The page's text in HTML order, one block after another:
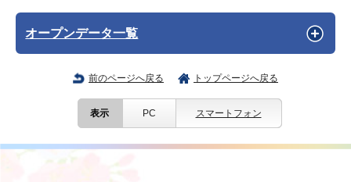
オープンデータ一覧
前のページへ戻る トップページへ戻る
表示 PC スマートフォン